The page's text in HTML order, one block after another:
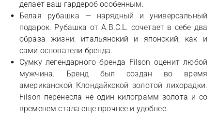
делает ваш гардероб особенным.
Белая рубашка — нарядный и универсальный
подарок. Рубашка от A.B.C.L. сочетает в себе два
образа жизни: итальянский и японский, как и
сами основатели бренда.
Сумку легендарного бренда Filson оценит любой
мужчина. Бренд был создан во время
американской Клондайкской золотой лихорадки.
Filson перенесла не один килограмм золота и со
временем стала еще прочнее и удобнее.